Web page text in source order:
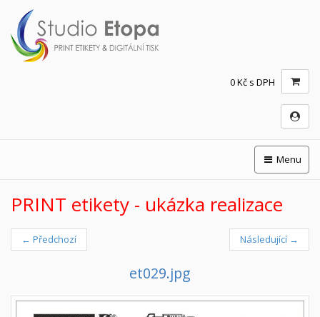
0 Kč s DPH
Menu
PRINT etikety - ukázka realizace
← Předchozí Následující →
et029.jpg